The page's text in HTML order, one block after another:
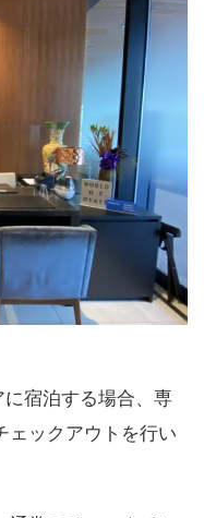
宿泊する場合、専
ェックアウトを行い